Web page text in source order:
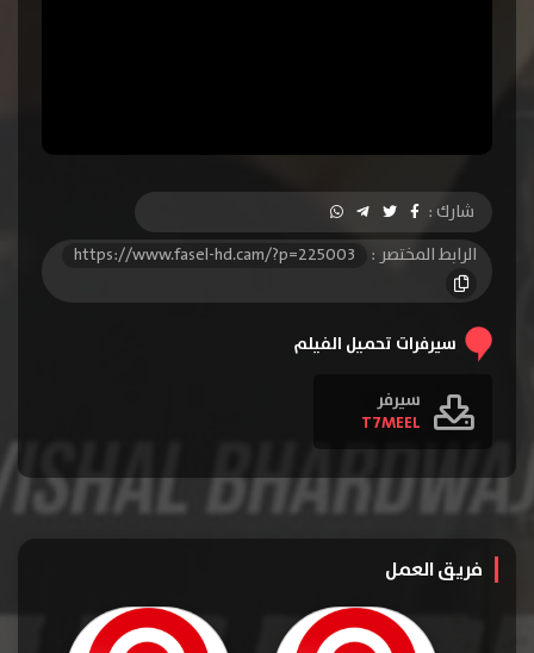
شارك :
الرابط المختصر :
https://www.fasel-hd.cam/?p=225003
سيرفرات تحميل الفيلم
سيرفر
T7MEEL
فريق العمل